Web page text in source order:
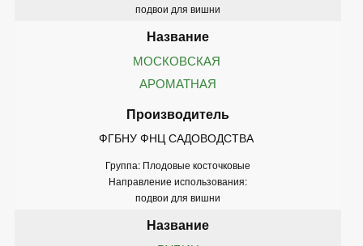
подвои для вишни
МОСКОВСКАЯ
АРОМАТНАЯ
ФГБНУ ФНЦ САДОВОДСТВА
Группа: Плодовые косточковые
Направление использования:
подвои для вишни